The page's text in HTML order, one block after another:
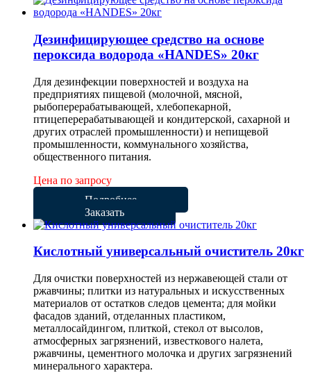
Дезинфицирующее средство на основе
пероксида водорода «HANDES» 20кг
Для дезинфекции поверхностей и воздуха на
предприятиях пищевой (молочной, мясной,
рыбоперерабатывающей, хлебопекарной,
птицеперерабатывающей и кондитерской, сахарной и
других отраслей промышленности) и непищевой
промышленности, коммунального хозяйства,
общественного питания.
Цена по запросу
Подробнее
Заказать
Кислотный универсальный очиститель 20кг
Для очистки поверхностей из нержавеющей стали от
ржавчины; плитки из натуральных и искусственных
материалов от остатков следов цемента; для мойки
фасадов зданий, отделанных пластиком,
металлосайдингом, плиткой, стекол от высолов,
атмосферных загрязнений, известкового налета,
ржавчины, цементного молочка и других загрязнений
минерального характера.